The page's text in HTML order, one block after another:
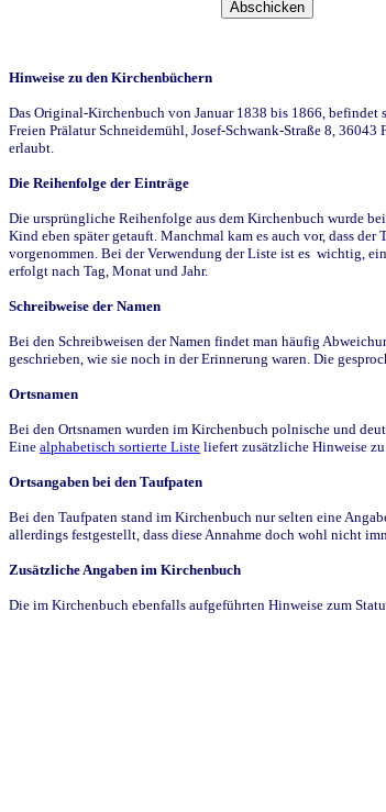
Hinweise zu den Kirchenbüchern
Das Original-Kirchenbuch von Januar 1838 bis 1866,
Freien Prälatur Schneidemühl, Josef-Schwank-Straße 8,
erlaubt.
Die Reihenfolge der Einträge
Die ursprüngliche Reihenfolge aus dem Kirchenbuch wurde
Kind eben später getauft. Manchmal kam es auch vor, dass
vorgenommen. Bei der Verwendung der Liste ist es wichtig,
erfolgt nach Tag, Monat und Jahr.
Schreibweise der Namen
Bei den Schreibweisen der Namen findet man häufig
geschrieben, wie sie noch in der Erinnerung waren. Die
Ortsnamen
Bei den Ortsnamen wurden im Kirchenbuch polnische und
Eine alphabetisch sortierte Liste liefert zusätzliche Hinweise
Ortsangaben bei den Taufpaten
Bei den Taufpaten stand im Kirchenbuch nur selten eine
allerdings festgestellt, dass diese Annahme doch wohl nicht
Zusätzliche Angaben im Kirchenbuch
Die im Kirchenbuch ebenfalls aufgeführten Hinweise zum